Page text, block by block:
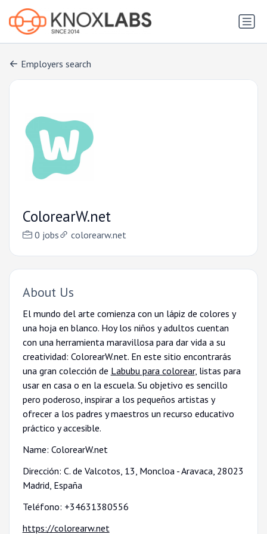
Employers search
ColorearW.net
0 jobs colorearw.net
About Us
El mundo del arte comienza con un lápiz de colores y
una hoja en blanco. Hoy los niños y adultos cuentan
con una herramienta maravillosa para dar vida a su
creatividad: ColorearW.net. En este sitio encontrarás
una gran colección de Labubu para colorear, listas para
usar en casa o en la escuela. Su objetivo es sencillo
pero poderoso, inspirar a los pequeños artistas y
ofrecer a los padres y maestros un recurso educativo
práctico y accesible.
Name: ColorearW.net
Dirección: C. de Valcotos, 13, Moncloa - Aravaca, 28023
Madrid, España
Teléfono: +34631380556
https://colorearw.net